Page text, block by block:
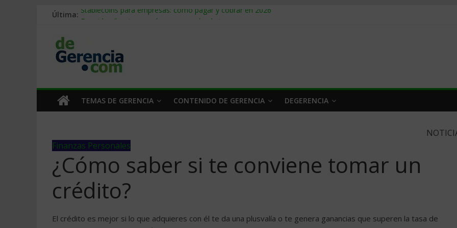
Última: Stablecoins para empresas: cómo pagar y cobrar en 2026
Trabajo forzoso en la cadena de suministro: qué hacer
Mercado hispano de EE. UU.: cómo segmentarlo y venderle
TEMAS DE GERENCIA CONTENIDO DE GERENCIA DEGERENCIA
Finanzas Personales
¿Cómo saber si te conviene tomar un
crédito?
El crédito es mejor si lo que adquieres con él te da una plusvalía o te genera ganancias que superen la tasa de